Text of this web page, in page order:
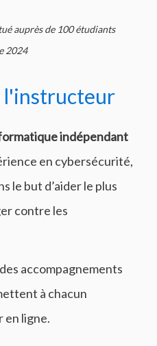
auprès de 100 étudiants
2024
l'instructeur
indépendant
en cybersécurité,
le but d’aider le plus
contre les
accompagnements
à chacun
en ligne.